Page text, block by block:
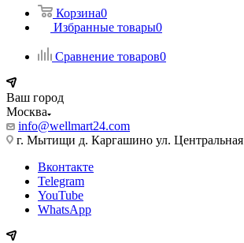
Корзина0
Избранные товары0
Сравнение товаров0
Ваш город
Москва
info@wellmart24.com
г. Мытищи д. Каргашино ул. Центральная
Вконтакте
Telegram
YouTube
WhatsApp